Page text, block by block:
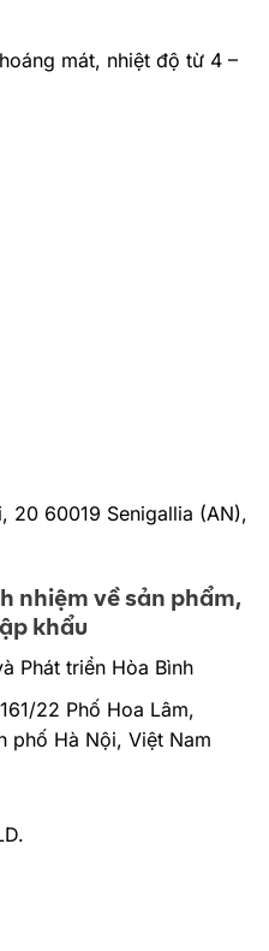
mát, nhiệt độ từ 4 –
20 60019 Senigallia (AN),
nhiệm về sản phẩm,
khẩu
Phát triển Hòa Bình
22 Phố Hoa Lâm,
phố Hà Nội, Việt Nam